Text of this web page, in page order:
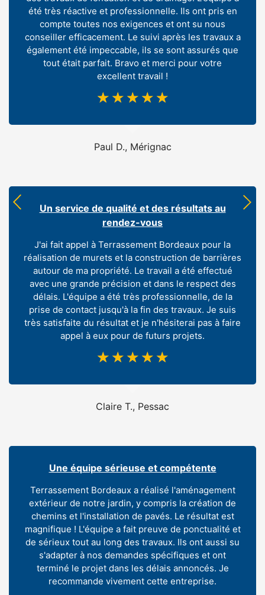
Paul D., Mérignac
été très réactive et professionnelle. Ils ont pris en
compte toutes nos exigences et ont su nous
conseiller efficacement. Le suivi après les travaux a
également été impeccable, ils se sont assurés que
tout était parfait. Bravo et merci pour votre
excellent travail !
☆ ☆ ☆ ☆ ☆
Claire T., Pessac
Un service de qualité et des résultats au
rendez-vous
J'ai fait appel à Terrassement Bordeaux pour la
réalisation de murets et la construction de barrières
autour de ma propriété. Le travail a été effectué
avec une grande précision et dans le respect des
délais. L'équipe a été très professionnelle, de la
prise de contact jusqu'à la fin des travaux. Je suis
très satisfaite du résultat et je n'hésiterai pas à faire
appel à eux pour de futurs projets.
☆ ☆ ☆ ☆ ☆
Une équipe sérieuse et compétente
Terrassement Bordeaux a réalisé l'aménagement
extérieur de notre jardin, y compris la création de
chemins et l'installation de pavés. Le résultat est
magnifique ! L'équipe a fait preuve de ponctualité et
de sérieux tout au long des travaux. Ils ont aussi su
s'adapter à nos demandes spécifiques et ont
terminé le projet dans les délais annoncés. Je
recommande vivement cette entreprise.